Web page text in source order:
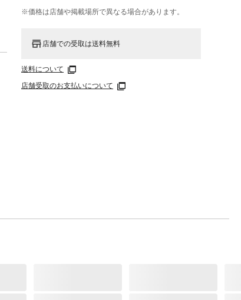
※価格は​店舗や​掲載場所で​異なる​場合が​あります。
店舗での受取は送料無料
送料について
店舗受取のお支払いについて